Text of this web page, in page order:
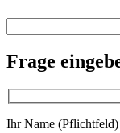
Frage
Ihr Name (Pflichtfeld)